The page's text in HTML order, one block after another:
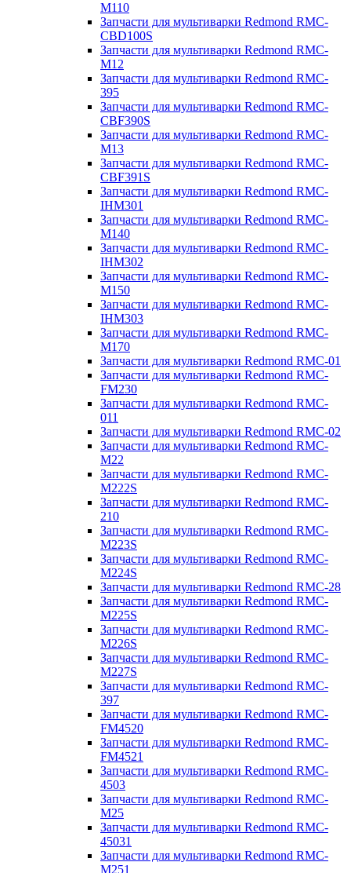
M110
Запчасти для мультиварки Redmond RMC-
CBD100S
Запчасти для мультиварки Redmond RMC-
M12
Запчасти для мультиварки Redmond RMC-
395
Запчасти для мультиварки Redmond RMC-
CBF390S
Запчасти для мультиварки Redmond RMC-
M13
Запчасти для мультиварки Redmond RMC-
CBF391S
Запчасти для мультиварки Redmond RMC-
IHM301
Запчасти для мультиварки Redmond RMC-
M140
Запчасти для мультиварки Redmond RMC-
IHM302
Запчасти для мультиварки Redmond RMC-
M150
Запчасти для мультиварки Redmond RMC-
IHM303
Запчасти для мультиварки Redmond RMC-
M170
Запчасти для мультиварки Redmond RMC-01
Запчасти для мультиварки Redmond RMC-
FM230
Запчасти для мультиварки Redmond RMC-
011
Запчасти для мультиварки Redmond RMC-02
Запчасти для мультиварки Redmond RMC-
M22
Запчасти для мультиварки Redmond RMC-
M222S
Запчасти для мультиварки Redmond RMC-
210
Запчасти для мультиварки Redmond RMC-
M223S
Запчасти для мультиварки Redmond RMC-
M224S
Запчасти для мультиварки Redmond RMC-28
Запчасти для мультиварки Redmond RMC-
M225S
Запчасти для мультиварки Redmond RMC-
M226S
Запчасти для мультиварки Redmond RMC-
M227S
Запчасти для мультиварки Redmond RMC-
397
Запчасти для мультиварки Redmond RMC-
FM4520
Запчасти для мультиварки Redmond RMC-
FM4521
Запчасти для мультиварки Redmond RMC-
4503
Запчасти для мультиварки Redmond RMC-
M25
Запчасти для мультиварки Redmond RMC-
45031
Запчасти для мультиварки Redmond RMC-
M251